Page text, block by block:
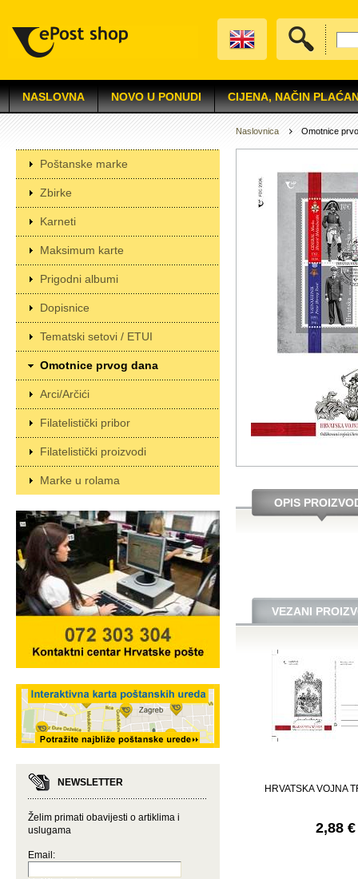
NASLOVNA NOVO U PONUDI CIJENA, NAČIN
Poštanske marke
Zbirke
Karneti
Maksimum karte
Prigodni albumi
Dopisnice
Tematski setovi / ETUI
Omotnice prvog dana
Arci/Arčići
Filatelistički pribor
Filatelistički proizvodi
Marke u rolama
NEWSLETTER
Želim primati obavijesti o artiklima i
uslugama
Email:
Naslovnica Omotnice
OPIS
VEZANI
HRVATSKA VOJNA
2,88 €